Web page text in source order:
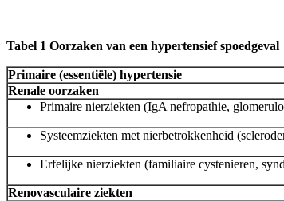
Tabel 1 Oorzaken van een hypertensief spoedgeval
Primaire (essentiële) hypertensie
Renale oorzaken
Primaire nierziekten (IgA nefropathie,
Systeemziekten met nierbetrokkenheid
Erfelijke nierziekten (familiaire cystenieren,
Renovasculaire ziekten